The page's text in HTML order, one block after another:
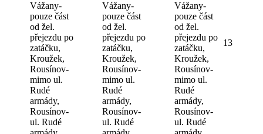
Vážany-
pouze část
od žel.
přejezdu po
zatáčku,
Kroužek,
Rousínov-
mimo ul.
Rudé
armády,
Rousínov-
ul. Rudé
Vážany-
pouze část
od žel.
přejezdu po
zatáčku,
Kroužek,
Rousínov-
mimo ul.
Rudé
armády,
Rousínov-
ul. Rudé
Vážany-
pouze část
od žel.
přejezdu po
zatáčku,
Kroužek,
Rousínov-
mimo ul.
Rudé
armády,
Rousínov-
ul. Rudé
13